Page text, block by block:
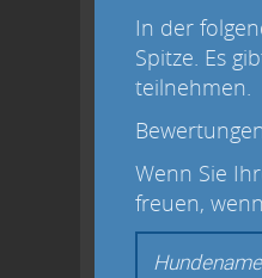
In der
Spitze. Es
teilnehmen.
Wenn Sie
freuen,
Hundename